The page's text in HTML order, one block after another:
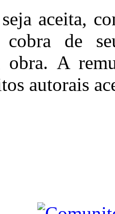
aceita,
de
obra. A
autorais